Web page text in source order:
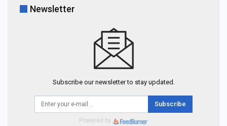
Newsletter
Subscribe our newsletter to stay updated.
Subscribe
Powered by